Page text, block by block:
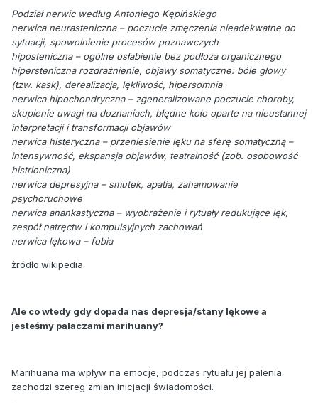
Podział nerwic według Antoniego Kępińskiego
nerwica neurasteniczna – poczucie zmęczenia nieadekwatne do
sytuacji, spowolnienie procesów poznawczych
hiposteniczna – ogólne osłabienie bez podłoża organicznego
hipersteniczna rozdrażnienie, objawy somatyczne: bóle głowy
(tzw. kask), derealizacja, lękliwość, hipersomnia
nerwica hipochondryczna – zgeneralizowane poczucie choroby,
skupienie uwagi na doznaniach, błędne koło oparte na nieustannej
interpretacji i transformacji objawów
nerwica histeryczna – przeniesienie lęku na sferę somatyczną –
intensywność, ekspansja objawów, teatralność (zob. osobowość
histrioniczna)
nerwica depresyjna – smutek, apatia, zahamowanie
psychoruchowe
nerwica anankastyczna – wyobrażenie i rytuały redukujące lęk,
zespół natręctw i kompulsyjnych zachowań
nerwica lękowa – fobia
żródło.wikipedia
Ale co wtedy gdy dopada nas depresja/stany lękowe a
jesteśmy palaczami marihuany?
Marihuana ma wpływ na emocje, podczas rytuału jej palenia
zachodzi szereg zmian inicjacji świadomości.